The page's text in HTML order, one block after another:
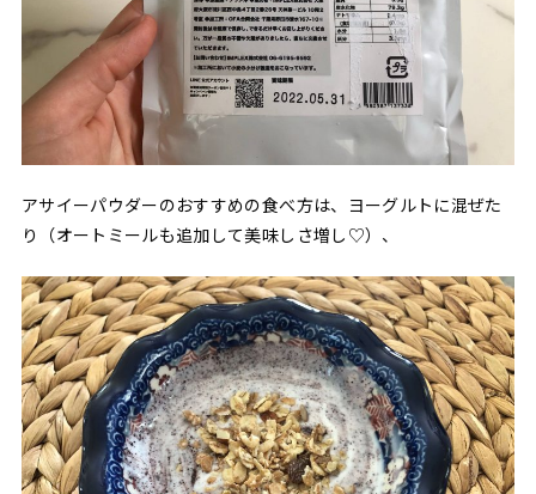
アサイーパウダーのおすすめの食べ方は、ヨーグルトに混ぜた
り（オートミールも追加して美味しさ増し♡）、